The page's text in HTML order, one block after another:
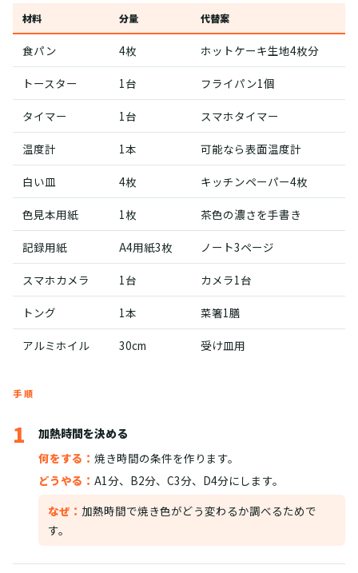
材料 分量 代替案
食パン 4枚 ホットケーキ生地4枚分
トースター 1台 フライパン1個
タイマー 1台 スマホタイマー
温度計 1本 可能なら表面温度計
白い皿 4枚 キッチンペーパー4枚
色見本用紙 1枚 茶色の濃さを手書き
記録用紙 A4用紙3枚 ノート3ページ
スマホカメラ 1台 カメラ1台
トング 1本 菜箸1膳
アルミホイル 30cm 受け皿用
手順
1
加熱時間を決める
何をする： 焼き時間の条件を作ります。
どうやる： A1分、B2分、C3分、D4分にします。
なぜ： 加熱時間で焼き色がどう変わるか調べるためで
す。